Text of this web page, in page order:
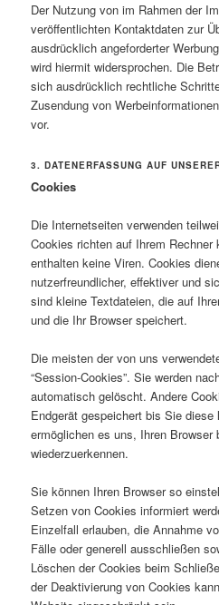
Der Nutzung von im Rahmen der
veröffentlichten Kontaktdaten zur
ausdrücklich angeforderter
wird hiermit widersprochen. Die
sich ausdrücklich rechtliche
Zusendung von
vor.
3. DATENERFASSUNG AUF
Cookies
Die Internetseiten verwenden
Cookies richten auf Ihrem Rechner
enthalten keine Viren. Cookies
nutzerfreundlicher, effektiver und
sind kleine Textdateien, die auf
und die Ihr Browser speichert.
Die meisten der von uns
“Session-Cookies”. Sie werden
automatisch gelöscht. Andere
Endgerät gespeichert bis Sie
ermöglichen es uns, Ihren
wiederzuerkennen.
Sie können Ihren Browser so
Setzen von Cookies informiert
Einzelfall erlauben, die Annahme
Fälle oder generell ausschließen
Löschen der Cookies beim
der Deaktivierung von Cookies